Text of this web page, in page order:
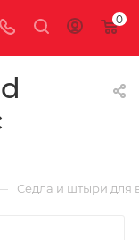
0
Седла и штыри для